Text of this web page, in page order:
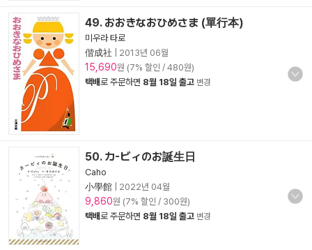
49. おおきなおひめさま (單行本)
미우라 타로
偕成社
2013년 06월
15,690원 (7% 할인 / 480원)
택배로 주문하면 8월 18일 출고 변경
50. カ-ビィのお誕生日
Caho
小學館
2022년 04월
9,860원 (7% 할인 / 300원)
택배로 주문하면 8월 18일 출고 변경